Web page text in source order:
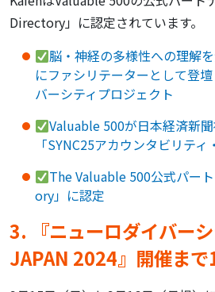
Directory」に認定されています。
脳・神経の多様性への理解
にファシリテーターとして登
バーシティプロジェクト
Valuable 500が日本経済新
「SYNC25アカウンタビリテ
The Valuable 500公式パー
ory」に認定
3. 『ニューロダイバー
JAPAN 2024』開催まで